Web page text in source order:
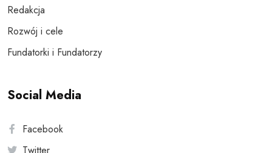
Redakcja
Rozwój i cele
Fundatorki i Fundatorzy
Social Media
Facebook
Twitter